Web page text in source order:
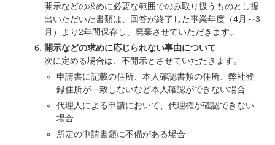
開示などの求めに必要な範囲でのみ取り扱うものとし提
出いただいた書類は、回答が終了した事業年度（4月～3
月）より2年間保存し、廃棄させていただきます。
開示などの求めに応じられない事由について
次に定める場合は、不開示とさせていただきます。
申請書に記載の住所、本人確認書類の住所、弊社登
録住所が一致しないなど本人確認ができない場合
代理人による申請において、代理権が確認できない
場合
所定の申請書類に不備がある場合